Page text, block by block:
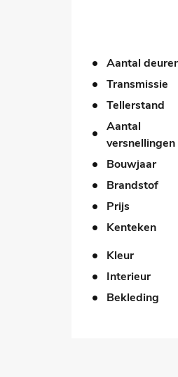
Aantal
Transmissie
Tellerstand
Aantal
versnellingen
Bouwjaar
Brandstof
Prijs
Kenteken
Kleur
Interieur
Bekleding